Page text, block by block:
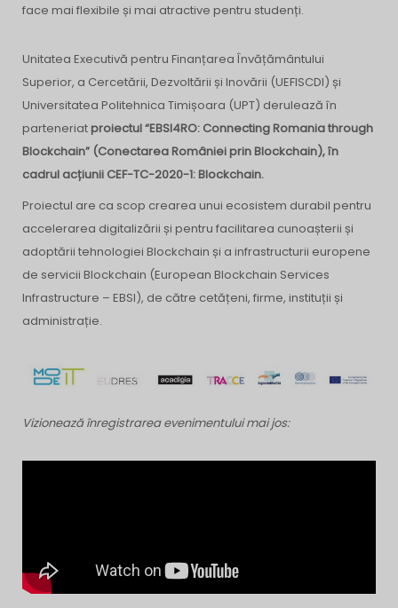
face mai flexibile și mai atractive pentru studenți.
Unitatea Executivă pentru Finanțarea Învățământului
Superior, a Cercetării, Dezvoltării și Inovării (UEFISCDI) și
Universitatea Politehnica Timișoara (UPT) derulează în
parteneriat proiectul “EBSI4RO: Connecting Romania through
Blockchain” (Conectarea României prin Blockchain), în
cadrul acțiunii CEF-TC-2020-1: Blockchain.
Proiectul are ca scop crearea unui ecosistem durabil pentru
accelerarea digitalizării și pentru facilitarea cunoașterii și
adoptării tehnologiei Blockchain și a infrastructurii europene
de servicii Blockchain (European Blockchain Services
Infrastructure – EBSI), de către cetățeni, firme, instituții și
administrație.
Vizionează înregistrarea evenimentului mai jos: